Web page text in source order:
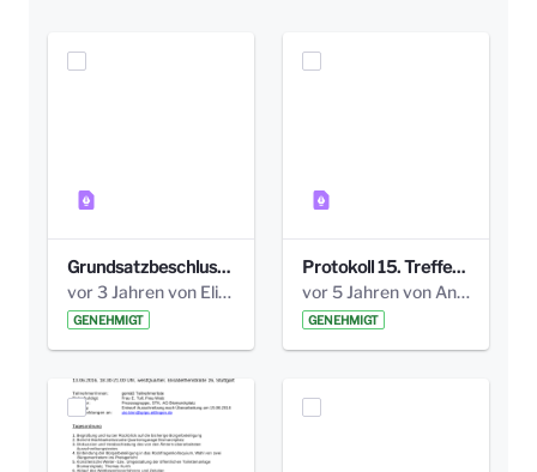
Grundsatzbeschluss Bismarckplatz_440_2021.pdf
vor 3 Jahren von Elisa Söll
GENEHMIGT
Protokoll 15. Treffen 20161006 AG Bismarckplatz.pdf
vor 5 Jahren von Anni Schlumberger
GENEHMIGT